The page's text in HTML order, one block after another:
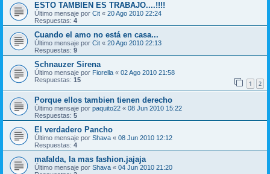
ESTO TAMBIEN ES TRABAJO....!!!!
Último mensaje por Cit « 20 Ago 2010 22:24
Respuestas: 4
Cuando el amo no está en casa...
Último mensaje por Cit « 20 Ago 2010 22:13
Respuestas: 9
Schnauzer Sirena
Último mensaje por Fiorella « 02 Ago 2010 21:58
Respuestas: 15 1 2
Porque ellos tambien tienen derecho
Último mensaje por paquito22 « 08 Jun 2010 15:22
Respuestas: 5
El verdadero Pancho
Último mensaje por Shava « 08 Jun 2010 12:12
Respuestas: 4
mafalda, la mas fashion.jajaja
Último mensaje por Shava « 04 Jun 2010 21:20